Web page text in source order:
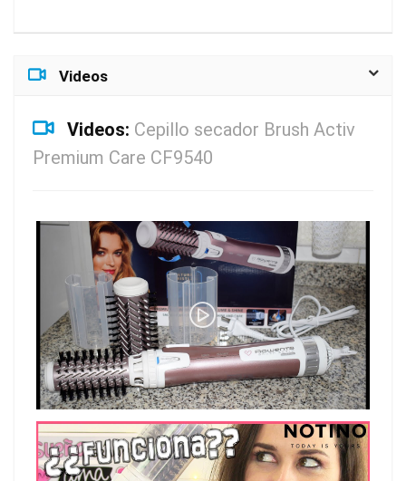
Videos
Videos: Cepillo secador Brush Activ
Premium Care CF9540